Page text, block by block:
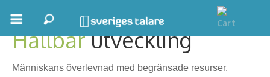
Boka ett möte
Samhällsnytta
Hållbarutveckling
Människans överlevnad med begränsade resurser.